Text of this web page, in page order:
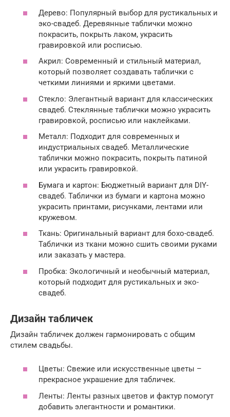
Дерево: Популярный выбор для рустикальных и
эко-свадеб. Деревянные таблички можно
покрасить, покрыть лаком, украсить
гравировкой или росписью.
Акрил: Современный и стильный материал,
который позволяет создавать таблички с
четкими линиями и яркими цветами.
Стекло: Элегантный вариант для классических
свадеб. Стеклянные таблички можно украсить
гравировкой, росписью или наклейками.
Металл: Подходит для современных и
индустриальных свадеб. Металлические
таблички можно покрасить, покрыть патиной
или украсить гравировкой.
Бумага и картон: Бюджетный вариант для DIY-
свадеб. Таблички из бумаги и картона можно
украсить принтами, рисунками, лентами или
кружевом.
Ткань: Оригинальный вариант для бохо-свадеб.
Таблички из ткани можно сшить своими руками
или заказать у мастера.
Пробка: Экологичный и необычный материал,
который подходит для рустикальных и эко-
свадеб.
Дизайн табличек
Дизайн табличек должен гармонировать с общим
стилем свадьбы.
Цветы: Свежие или искусственные цветы –
прекрасное украшение для табличек.
Ленты: Ленты разных цветов и фактур помогут
добавить элегантности и романтики.